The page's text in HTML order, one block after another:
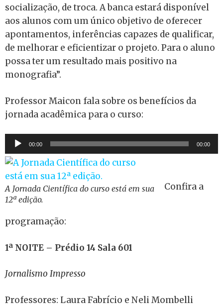
socialização, de troca. A banca estará disponível
aos alunos com um único objetivo de oferecer
apontamentos, inferências capazes de qualificar,
de melhorar e eficientizar o projeto. Para o aluno
possa ter um resultado mais positivo na
monografia”.
Professor Maicon fala sobre os benefícios da
jornada acadêmica para o curso:
Tocador
de
áudio
00:00 00:00
A Jornada Científica do curso está em sua
12ª edição.
Confira a
programação:
1ª NOITE – Prédio 14 Sala 601
Jornalismo Impresso
Professores: Laura Fabrício e Neli Mombelli